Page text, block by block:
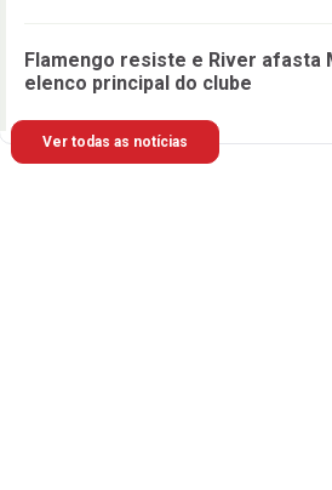
Flamengo resiste e River afasta
elenco principal do clube
Ver todas as notícias